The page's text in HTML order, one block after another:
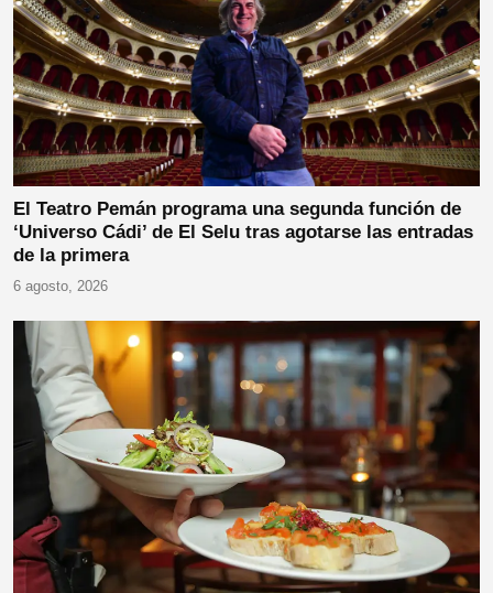
El Teatro Pemán programa una segunda función de
‘Universo Cádi’ de El Selu tras agotarse las entradas
de la primera
6 agosto, 2026